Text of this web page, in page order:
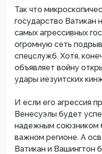
Так что
государство Ватикан
самых агрессивных
огромную сеть
спецслужб. Хотя,
объявляет войну
удары иезуитских
И если его агрессия
Венесуэлы будет
надежным союзником
важном регионе. А
Ватикан и Вашингтон